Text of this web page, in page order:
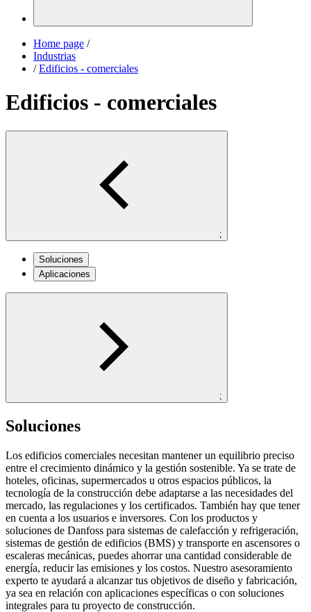
Home page /
Industrias
/ Edificios - comerciales
Edificios - comerciales
;
Soluciones
Aplicaciones
;
Soluciones
Los edificios comerciales necesitan mantener un equilibrio preciso
entre el crecimiento dinámico y la gestión sostenible. Ya se trate de
hoteles, oficinas, supermercados u otros espacios públicos, la
tecnología de la construcción debe adaptarse a las necesidades del
mercado, las regulaciones y los certificados. También hay que tener
en cuenta a los usuarios e inversores. Con los productos y
soluciones de Danfoss para sistemas de calefacción y refrigeración,
sistemas de gestión de edificios (BMS) y transporte en ascensores o
escaleras mecánicas, puedes ahorrar una cantidad considerable de
energía, reducir las emisiones y los costos. Nuestro asesoramiento
experto te ayudará a alcanzar tus objetivos de diseño y fabricación,
ya sea en relación con aplicaciones específicas o con soluciones
integrales para tu proyecto de construcción.